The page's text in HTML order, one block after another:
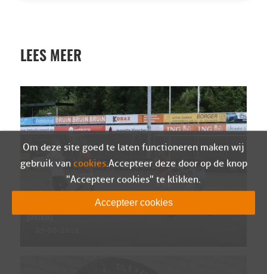
LEES MEER
Wedstrijdverslag Berkum – Sparta Nijkerk
(oefen)
Om deze site goed te laten functioneren maken wij
gebruik van cookies. Accepteer deze door op de knop
"Accepteer cookies" te klikken.
Accepteer cookies